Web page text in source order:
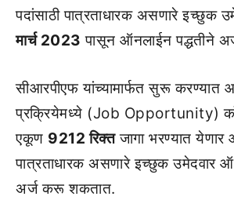
पदांसाठी पात्रताधारक असणारे इच्छुक
मार्च 2023 पासून ऑनलाईन पद्धतीने
सीआरपीएफ यांच्यामार्फत सुरू करण्यात
प्रक्रियेमध्ये (Job Opportunity)
एकूण 9212 रिक्तजागा भरण्यात येणार
पात्रताधारक असणारे इच्छुक उमेदवार
अर्ज करू शकतात.